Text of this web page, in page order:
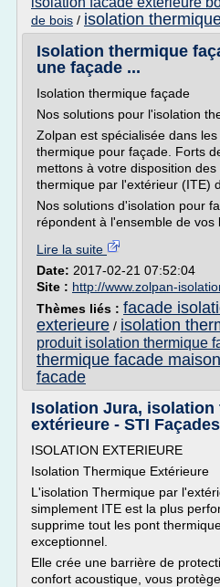
de bois / isolation
Isolation thermique
une façade ...
Isolation thermique façade
Nos solutions pour l'isolation
Zolpan est spécialisée dans
thermique pour façade. Forts
mettons à votre disposition
thermique par l'extérieur (ITE)
Nos solutions d'isolation pour
répondent à l'ensemble de vos
Lire la suite
Date: 2017-02-21 07:52:04
Site : http://www.zolpan-
Thèmes liés : facade
exterieure / isolation
produit isolation thermique
thermique facade maison
facade
Isolation Jura, isolation
extérieure - STI Façades
ISOLATION EXTERIEURE
Isolation Thermique Extérieure
L'isolation Thermique par
simplement ITE est la plus
supprime tout les pont
exceptionnel.
Elle crée une barrière de
confort acoustique, vous